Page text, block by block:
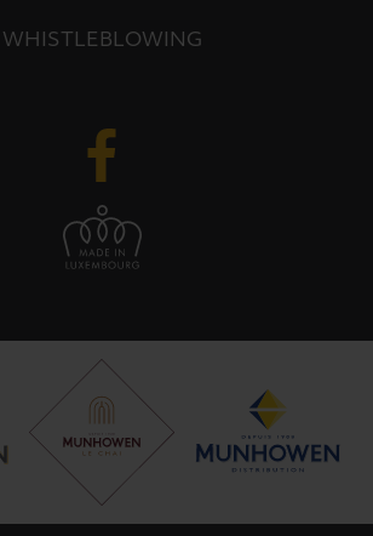
WHISTLEBLOWING